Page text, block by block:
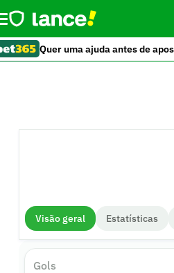
Quer uma ajuda antes de
Visão geral Estatísticas
Gols